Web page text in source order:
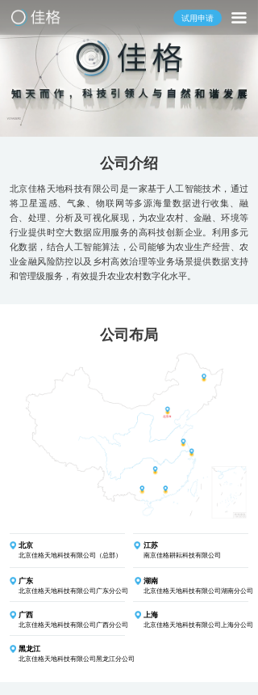
끀
试用申请
公司介绍
北京佳格天地科技有限公司是一家基于人工智能技术，通过
将卫星遥感、气象、物联网等多源海量数据进行收集、融
合、处理、分析及可视化展现，为农业农村、金融、环境等
行业提供时空大数据应用服务的高科技创新企业。利用多元
化数据，结合人工智能算法，公司能够为农业生产经营、农
业金融风险防控以及乡村高效治理等业务场景提供数据支持
和管理级服务，有效提升农业农村数字化水平。
公司布局
北京
北京佳格天地科技有限公司（总部）
江苏
南京佳格耕耘科技有限公司
广东
北京佳格天地科技有限公司广东分公司
湖南
北京佳格天地科技有限公司湖南分公司
广西
北京佳格天地科技有限公司广西分公司
上海
北京佳格天地科技有限公司上海分公司
黑龙江
北京佳格天地科技有限公司黑龙江分公司
发展历程